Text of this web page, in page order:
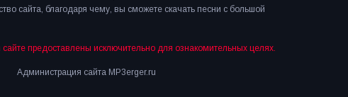
сайта, благодаря чему, вы сможете скачать песни с большой
предоставлены исключительно для ознакомительных целях.
Администрация сайта MP3erger.ru